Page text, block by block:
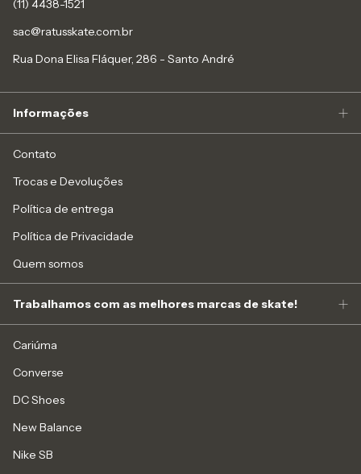
(11) 4438-1521
sac@ratusskate.com.br
Rua Dona Elisa Fláquer, 286 - Santo André
Informações
Contato
Trocas e Devoluções
Política de entrega
Política de Privacidade
Quem somos
Trabalhamos com as melhores marcas de skate!
Cariúma
Converse
DC Shoes
New Balance
Nike SB